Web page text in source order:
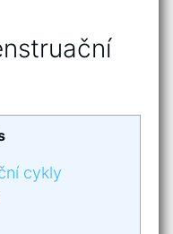
cykly